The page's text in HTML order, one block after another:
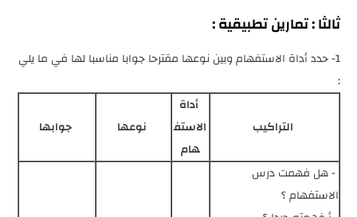
ثالثا : تمارين تطبيقية :
1- حدد أداة الاستفهام وبين نوعها مقترحا جوابا مناسبا لها في ما يلي
:
التراكيب
أداة
الاستف
هام
نوعها جوابها
- هل فهمت درس
الاستفهام ؟